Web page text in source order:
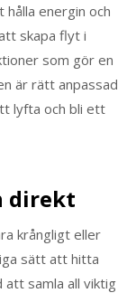
energin och
skapa flyt i
som gör en
är rätt anpassad
lyfta och bli ett
direkt
krångligt eller
sätt att hitta
samla all viktig